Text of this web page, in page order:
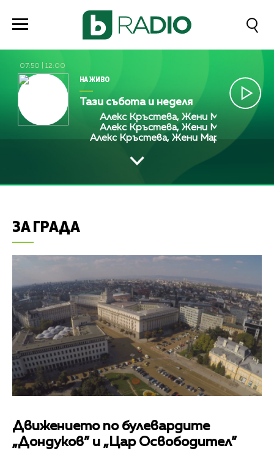
07:50 12:00
НА ЖИВО
Тази събота и неделя
Алекс Кръстева, Жени Марчева и
Алекс Кръстева, Жени Марчева и
Алекс Кръстева, Жени Марчева и
ЗА ГРАДА
Движението по булевардите
„Дондуков” и „Цар Освободител”